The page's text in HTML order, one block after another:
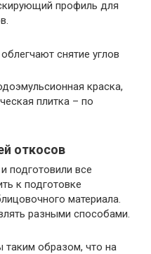
профиль для
краска,
плитка – по
откосов
подготовили все
к подготовке
материала.
разными способами.
таким образом, что на